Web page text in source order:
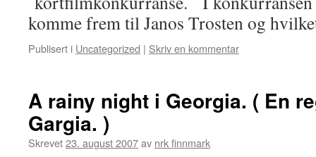
komme frem til Janos Trosten og
Publisert i Uncategorized | Skriv en kommentar
A rainy night i Georgia. ( En
Gargia. )
Skrevet23. august 2007av nrk finnmark